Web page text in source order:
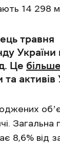
14 298
травня
України
Це
8,6% від